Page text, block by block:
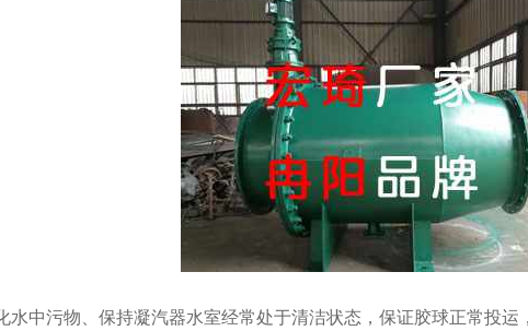
水中污物、保持凝汽器水室经常处于清洁状态，保证胶球正常投